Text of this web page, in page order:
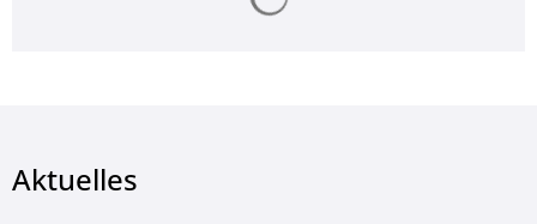
Aktuelles